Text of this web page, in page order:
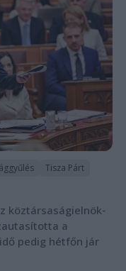
Tisza Párt
köztársaságielnök-
a
pedig hétfőn jár